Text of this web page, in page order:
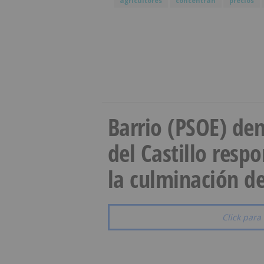
Barrio (PSOE)
del Castillo
la culminación
Click